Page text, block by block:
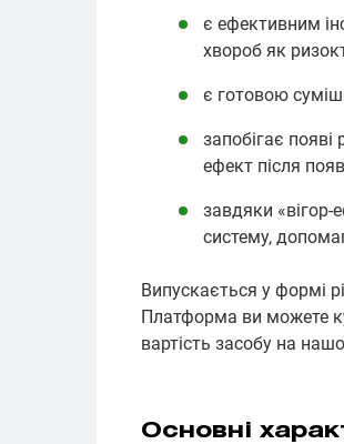
є ефективним
хвороб як
є готовою
запобігає
ефект після
завдяки
систему,
Випускається у формі
Платформа ви можете
вартість засобу на
Основні